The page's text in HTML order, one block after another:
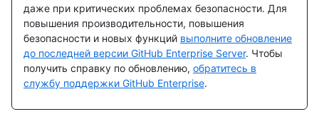
даже при критических проблемах безопасности. Для
повышения производительности, повышения
безопасности и новых функций выполните обновление
до последней версии GitHub Enterprise Server. Чтобы
получить справку по обновлению, обратитесь в
службу поддержки GitHub Enterprise.